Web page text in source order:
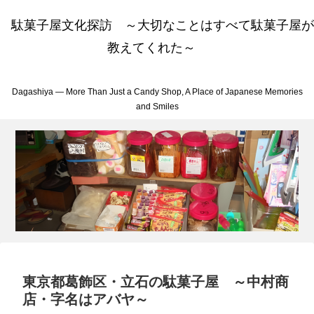
駄菓子屋文化探訪 ～大切なことはすべて駄菓子屋が
教えてくれた～
Dagashiya — More Than Just a Candy Shop, A Place of Japanese Memories
and Smiles
東京都葛飾区・立石の駄菓子屋 ～中村商
店・字名はアバヤ～